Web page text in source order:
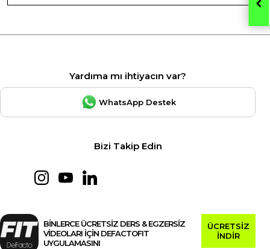
Yardıma mı ihtiyacın var?
WhatsApp Destek
Bizi Takip Edin
BİNLERCE ÜCRETSİZ DERS & EGZERSİZ
VİDEOLARI İÇİN DEFACTOFIT
UYGULAMASINI
ÜCRETSİZ
İNDİR